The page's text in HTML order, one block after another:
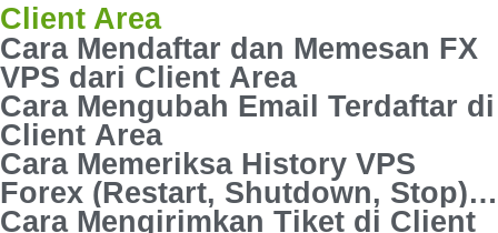
Client Area
Cara Mendaftar dan Memesan FX
VPS dari Client Area
Cara Mengubah Email Terdaftar di
Client Area
Cara Memeriksa History VPS
Forex (Restart, Shutdown, Stop)
di Client Area
Cara Mengirimkan Tiket di Client